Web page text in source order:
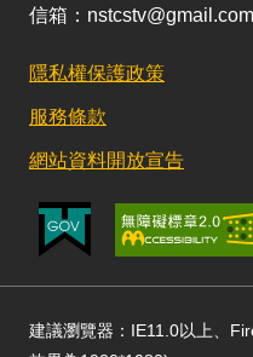
信箱：nstcstv@gmail.com
隱私權保護政策
服務條款
網站資料開放宣告
建議瀏覽器：IE11.0以上、